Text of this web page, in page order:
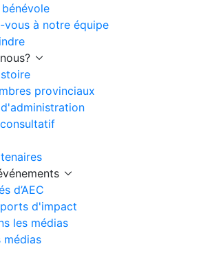
vous à notre équipe
provinciaux
d’AEC
d'impact
les médias
médias